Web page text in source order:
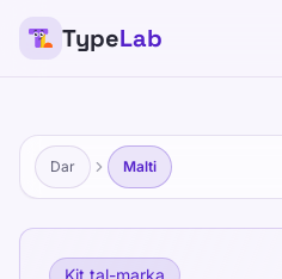
TypeLab
Dar Malti
Kit tal-marka